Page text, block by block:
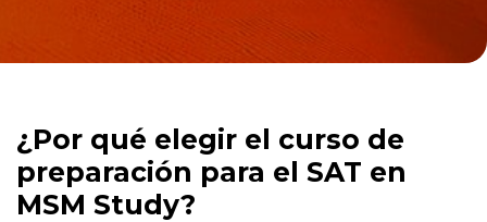
¿Por qué elegir el curso de
preparación para el SAT en
MSM Study?